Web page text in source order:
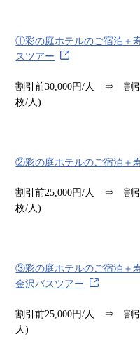
①彩の庭ホテルのご宿泊＋
スツアー
割引前30,000円/人 ⇒ 割引
枚/人)
②彩の庭ホテルのご宿泊＋
割引前25,000円/人 ⇒ 割引
枚/人)
③彩の庭ホテルのご宿泊＋
金沢バスツアー
割引前25,000円/人 ⇒ 割引
人)